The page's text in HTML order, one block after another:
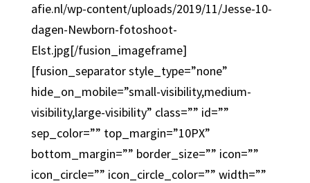
afie.nl/wp-content/uploads/2019/11/Jesse-10-
dagen-Newborn-fotoshoot-
Elst.jpg[/fusion_imageframe]
[fusion_separator style_type=”none”
hide_on_mobile=”small-visibility,medium-
visibility,large-visibility” class=”” id=””
sep_color=”” top_margin=”10PX”
bottom_margin=”” border_size=”” icon=””
icon_circle=”” icon_circle_color=”” width=””